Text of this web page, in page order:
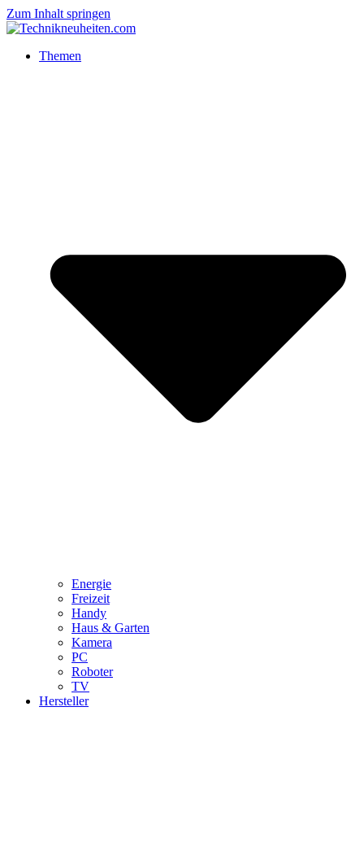
Zum Inhalt springen
Themen
Energie
Freizeit
Handy
Haus & Garten
Kamera
PC
Roboter
TV
Hersteller